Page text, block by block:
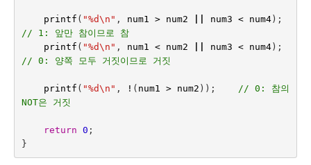
printf ( "%d\n " , num1 > num2 num3 < num4);
// 1: 앞만 참이므로 참
printf ( "%d\n " , num1 < num2 num3 < num4);
// 0: 양쪽 모두 거짓이므로 거짓
printf ( "%d\n " , ! ( num1 > num2 ));
// 0: 참의
NOT은 거짓
return 0 ;
}